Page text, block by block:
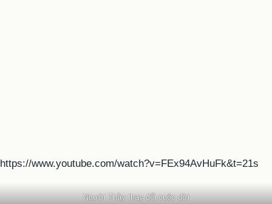
https://www.youtube.com/watch?v=FEx94AvHuFk&t=21s
Người Thầy thay đổi cuộc đời